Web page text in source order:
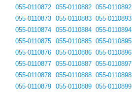
055-0110872
055-0110873
055-0110874
055-0110875
055-0110876
055-0110877
055-0110878
055-0110879
055-0110882
055-0110883
055-0110884
055-0110885
055-0110886
055-0110887
055-0110888
055-0110889
055-0110892
055-0110893
055-0110894
055-0110895
055-0110896
055-0110897
055-0110898
055-0110899